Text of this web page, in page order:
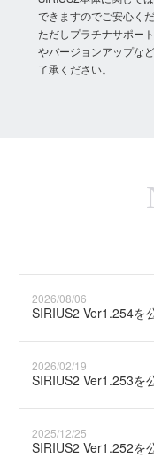
できますのでご安心く
ただしプラチナサポー
やバージョンアップな
了承ください。
2026/08/06
SIRIUS2 Ver1.254を
2026/02/19
SIRIUS2 Ver1.253を
2025/12/25
SIRIUS2 Ver1.252を